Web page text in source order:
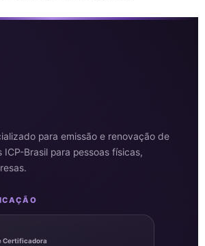
para emissão e renovação de
Brasil para pessoas físicas,
Certificadora